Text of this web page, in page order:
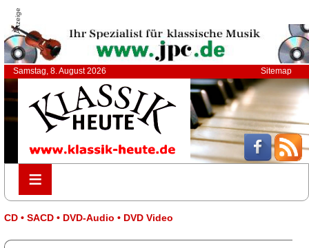
Anzeige
Samstag, 8. August 2026 Sitemap
≡
≡
CD • SACD • DVD-Audio • DVD Video